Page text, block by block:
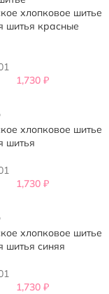
хлопковое шитье
шитья красные
1,730 ₽
хлопковое шитье
шитья
1,730 ₽
хлопковое шитье
шитья синяя
1,730 ₽